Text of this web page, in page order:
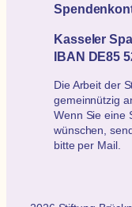
Kasseler
IBAN DE85
Die Arbeit der
gemeinnützig
Wenn Sie eine
wünschen,
bitte per Mail.